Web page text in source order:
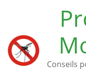
Conseils